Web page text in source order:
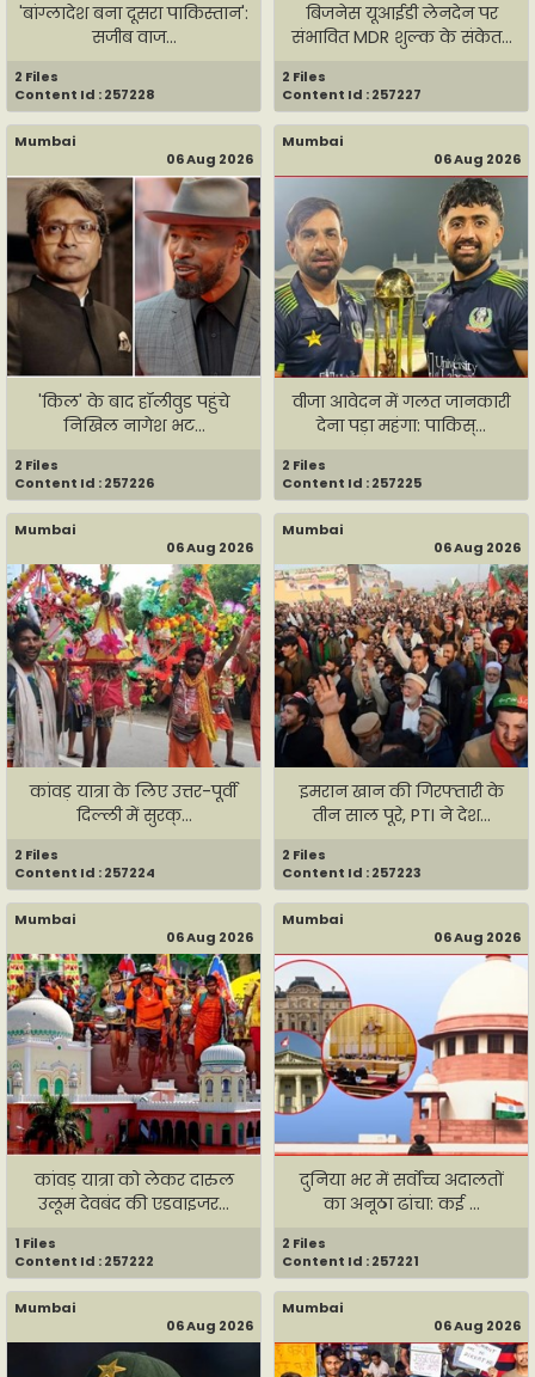
'बांग्लादेश बना दूसरा पाकिस्तान':
सजीब वाज...
2 Files
Content Id : 257228
बिजनेस यूआईडी लेनदेन पर
संभावित MDR शुल्क के संकेत...
2 Files
Content Id : 257227
Mumbai
06 Aug 2026
'किल' के बाद हॉलीवुड पहुंचे
निखिल नागेश भट...
2 Files
Content Id : 257226
Mumbai
06 Aug 2026
वीजा आवेदन में गलत जानकारी
देना पड़ा महंगा: पाकिस्...
2 Files
Content Id : 257225
Mumbai
06 Aug 2026
कांवड़ यात्रा के लिए उत्तर-पूर्वी
दिल्ली में सुरक्...
2 Files
Content Id : 257224
Mumbai
06 Aug 2026
इमरान खान की गिरफ्तारी के
तीन साल पूरे, PTI ने देश...
2 Files
Content Id : 257223
Mumbai
06 Aug 2026
कांवड़ यात्रा को लेकर दारुल
उलूम देवबंद की एडवाइजर...
1 Files
Content Id : 257222
Mumbai
06 Aug 2026
दुनिया भर में सर्वोच्च अदालतों
का अनूठा ढांचा: कई ...
2 Files
Content Id : 257221
Mumbai
06 Aug 2026
Mumbai
06 Aug 2026